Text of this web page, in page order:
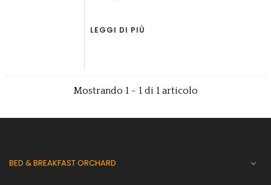
LEGGI DI PIÙ
Mostrando 1 - 1 di 1 articolo
BED & BREAKFAST ORCHARD 